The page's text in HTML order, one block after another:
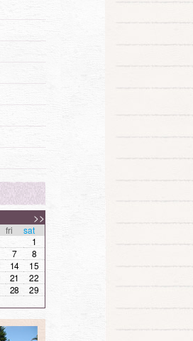
>>
fri
sat
1
7
8
14
15
21
22
28
29